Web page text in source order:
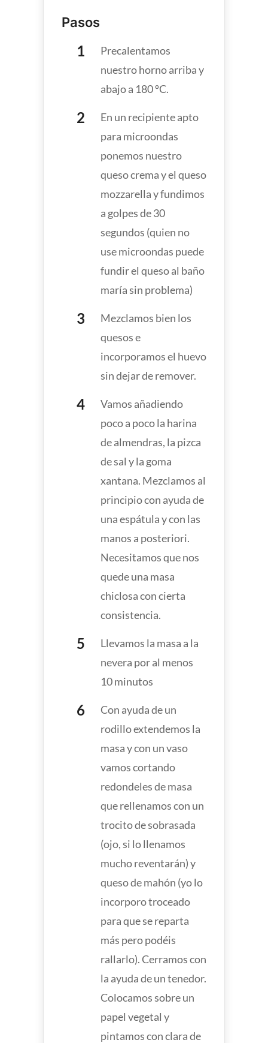
Pasos
Precalentamos
nuestro horno arriba y
abajo a 180 ºC.
En un recipiente apto
para microondas
ponemos nuestro
queso crema y el queso
mozzarella y fundimos
a golpes de 30
segundos (quien no
use microondas puede
fundir el queso al baño
maría sin problema)
Mezclamos bien los
quesos e
incorporamos el huevo
sin dejar de remover.
Vamos añadiendo
poco a poco la harina
de almendras, la pizca
de sal y la goma
xantana. Mezclamos al
principio con ayuda de
una espátula y con las
manos a posteriori.
Necesitamos que nos
quede una masa
chiclosa con cierta
consistencia.
Llevamos la masa a la
nevera por al menos
10 minutos
Con ayuda de un
rodillo extendemos la
masa y con un vaso
vamos cortando
redondeles de masa
que rellenamos con un
trocito de sobrasada
(ojo, si lo llenamos
mucho reventarán) y
queso de mahón (yo lo
incorporo troceado
para que se reparta
más pero podéis
rallarlo). Cerramos con
la ayuda de un tenedor.
Colocamos sobre un
papel vegetal y
pintamos con clara de